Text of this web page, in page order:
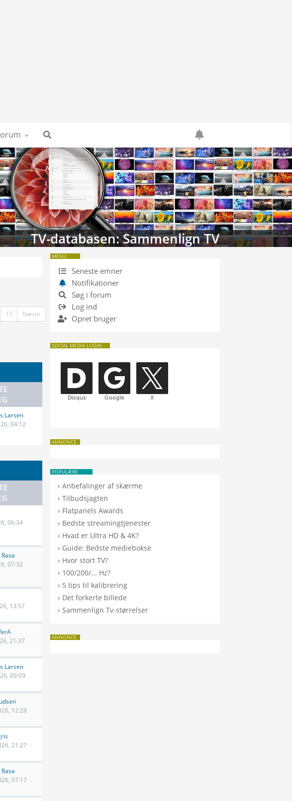
TV-databasen: Sammenlign TV
13 Næste
Larsen
04:12
06:34
07:32
13:57
21:37
Larsen
09:09
12:28
21:27
07:17
MENU
Seneste emner
Notifikationer
Søg i forum
Log ind
Opret bruger
SOCIAL MEDIA LOGIN
ANNONCE
POPULÆRE
›Anbefalinger af skærme
›Tilbudsjagten
› Flatpanels Awards
› Bedste streamingtjenester
› Hvad er Ultra HD & 4K?
› Guide: Bedste mediebokse
› Hvor stort TV?
› 100/200/... Hz?
› 5 tips til kalibrering
› Det forkerte billede
›Sammenlign Tv-størrelser
ANNONCE